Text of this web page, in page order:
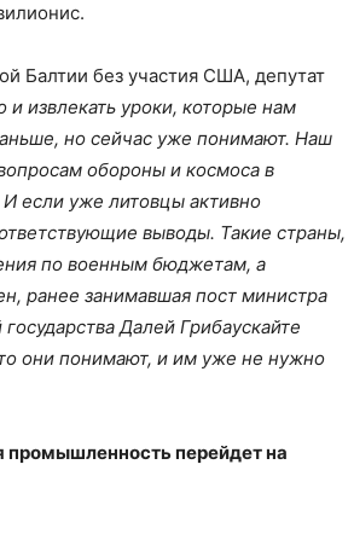
Балтии без участия США, депутат
извлекать уроки, которые нам
но сейчас уже понимают. Наш
обороны и космоса в
если уже литовцы активно
выводы. Такие страны,
по военным бюджетам, а
ранее занимавшая пост министра
Далей Грибаускайте
они понимают, и им уже не нужно
промышленность перейдет на